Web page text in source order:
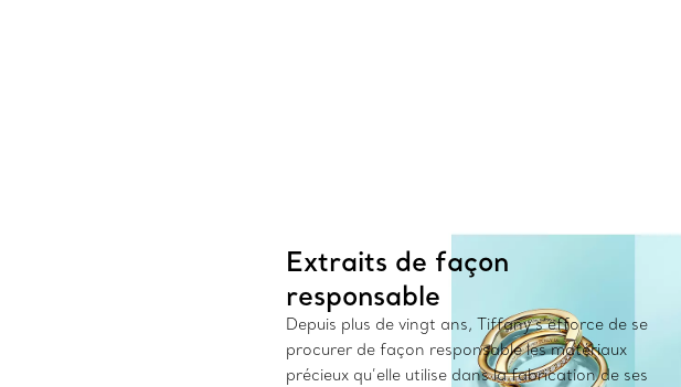
Extraits de façon
responsable
Depuis plus de vingt ans, Tiffany s’efforce de se
procurer de façon responsable les matériaux
précieux qu’elle utilise dans la fabrication de ses